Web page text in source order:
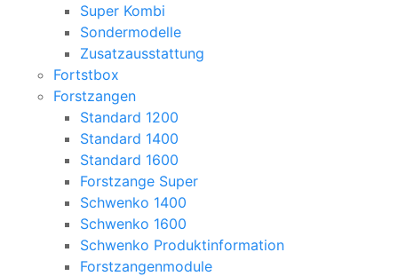
Super Kombi
Sondermodelle
Zusatzausstattung
Fortstbox
Forstzangen
Standard 1200
Standard 1400
Standard 1600
Forstzange Super
Schwenko 1400
Schwenko 1600
Schwenko Produktinformation
Forstzangenmodule